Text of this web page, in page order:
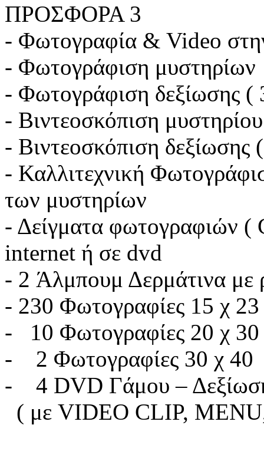
ΠΡΟΣΦΟΡΑ 3
- Φωτογραφία & Video
- Φωτογράφιση μυστηρίων
- Φωτογράφιση δεξίωσης (
- Βιντεοσκόπιση μυστηρίου
- Βιντεοσκόπιση δεξίωσης
- Καλλιτεχνική
των μυστηρίων
- Δείγματα φωτογραφιών
internet ή σε dvd
- 2 Άλμπουμ Δερμάτινα με
- 230 Φωτογραφίες 15 χ 23
- 10 Φωτογραφίες 20 χ 30
- 2 Φωτογραφίες 30 χ 40
- 4 DVD Γάμου –
( με VIDEO CLIP,